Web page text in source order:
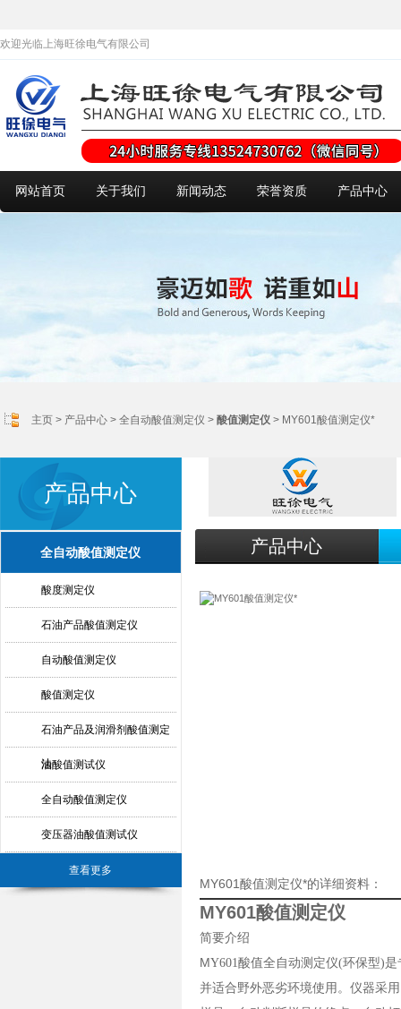
欢迎光临上海旺徐电气有限公司
网站首页 关于我们 新闻动态 荣誉资质 产品中心
主页 > 产品中心 > 全自动酸值测定仪 > 酸值测定仪 > MY601酸值测定仪*
产品中心
全自动酸值测定仪
酸度测定仪
石油产品酸值测定仪
自动酸值测定仪
酸值测定仪
石油产品及润滑剂酸值测定
法
油酸值测试仪
全自动酸值测定仪
变压器油酸值测试仪
查看更多
产品中心
MY601酸值测定仪*的详细资料：
MY601酸值测定仪
简要介绍
MY601酸值全自动测定仪(环保型)是
并适合野外恶劣环境使用。仪器采